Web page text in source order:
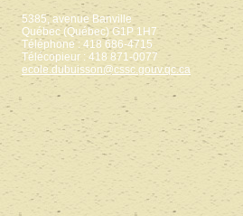
5385, avenue Banville
Québec (Québec) G1P 1H7
Téléphone : 418 686-4715
Télécopieur : 418 871-0077
ecole.dubuisson@cssc.gouv.qc.ca